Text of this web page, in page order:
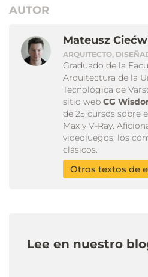
AUTOR
Mateusz
ARQUITECTO,
Graduado de la
Arquitectura de la
Tecnológica de
sitio web CG
de 25 cursos sobre
Max y V-Ray.
videojuegos, los
clásicos.
Otros textos de
Lee en nuestro